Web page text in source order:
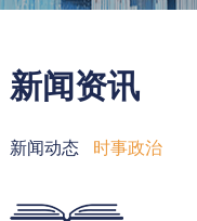
新闻资讯
新闻动态 时事政治